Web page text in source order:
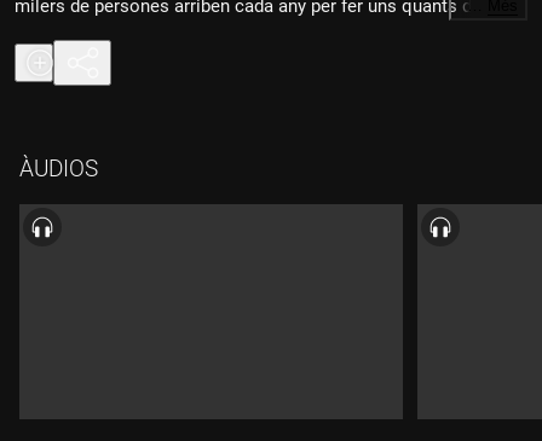
milers de persones arriben cada any per fer uns quants diners.
Entre tota aquesta gent hi ha dos nois catalans que, fa uns
anys, van endinsar-se en algunes d'aquestes granges. Recollien
els cabdells de cànnabis i convivien amb terratinents armats a
conèixer a les granges de marihuana de Califòrnia i es van
retrobar casualment uns anys després a Catalunya.
…
ÀUDIOS